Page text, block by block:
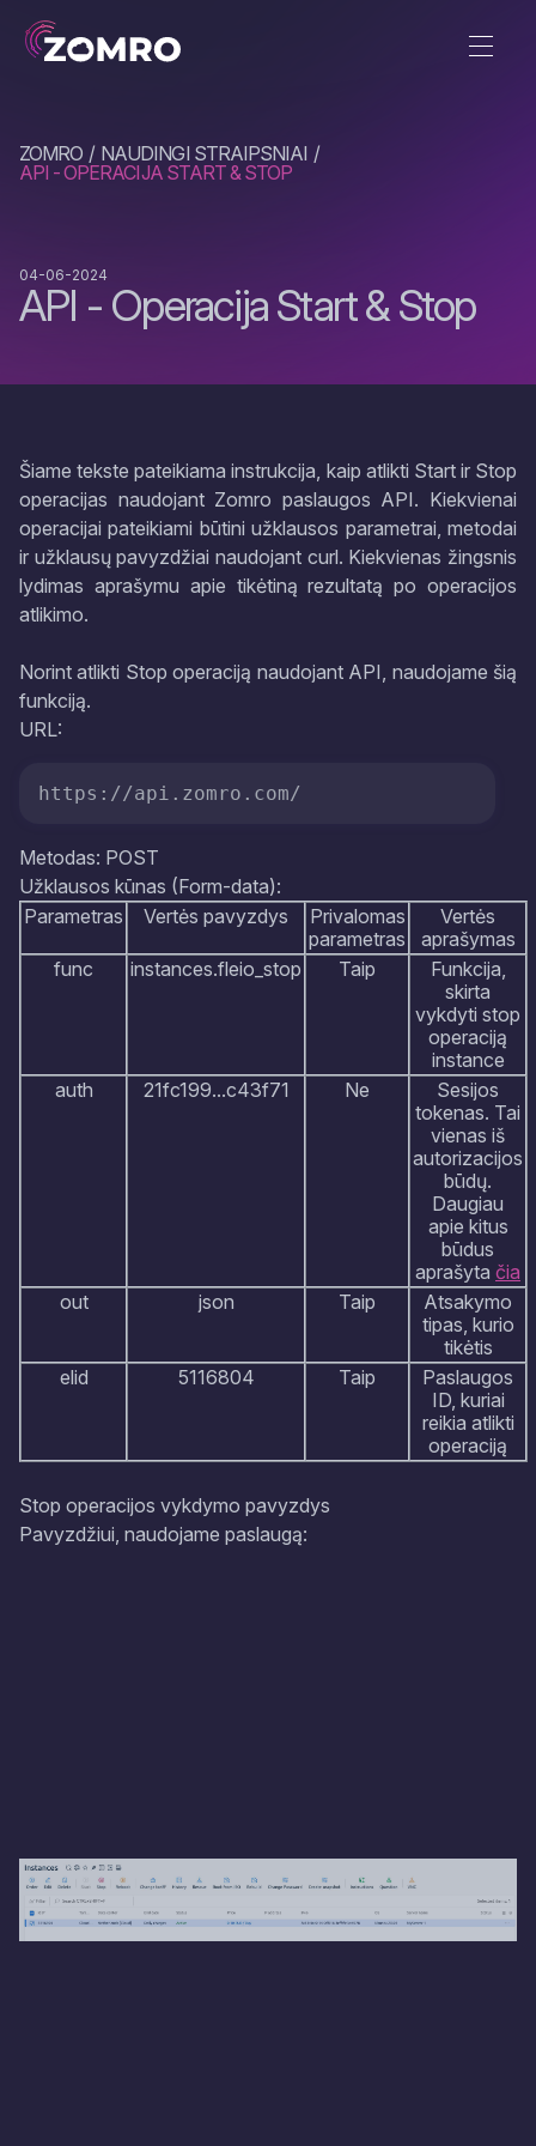
ZOMRO
NAUDINGI STRAIPSNIAI
API - OPERACIJA START & STOP
API - Operacija Start & Stop
04-06-2024
Šiame tekste pateikiama instrukcija, kaip atlikti Start ir Stop
operacijas naudojant Zomro paslaugos API. Kiekvienai
operacijai pateikiami būtini užklausos parametrai, metodai
ir užklausų pavyzdžiai naudojant curl. Kiekvienas žingsnis
lydimas aprašymu apie tikėtiną rezultatą po operacijos
atlikimo.
Norint atlikti Stop operaciją naudojant API, naudojame šią
funkciją.
URL:
https://api.zomro.com/
Metodas: POST
Užklausos kūnas (Form-data):
Parametras
Vertės pavyzdys
Privalomas
parametras
Vertės
aprašymas
func
instances.fleio_stop Taip
Funkcija,
skirta
vykdyti stop
operaciją
instance
auth
21fc199...c43f71 Ne
Sesijos
tokenas. Tai
vienas iš
autorizacijos
būdų.
Daugiau
apie kitus
būdus
aprašyta čia
out
json Taip
Atsakymo
tipas, kurio
tikėtis
elid
5116804 Taip
Paslaugos
ID, kuriai
reikia atlikti
operaciją
Stop operacijos vykdymo pavyzdys
Pavyzdžiui, naudojame paslaugą: